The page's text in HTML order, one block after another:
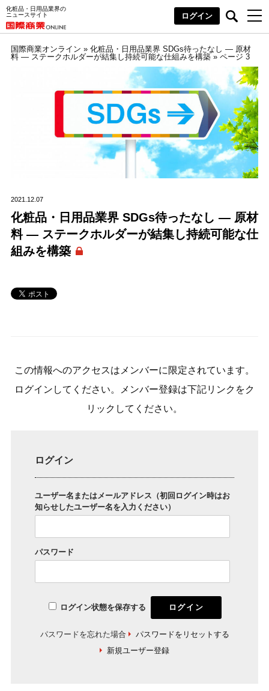
化粧品・日用品業界の
ニュースサイト
ログイン
国際商業オンライン » 化粧品・日用品業界 SDGs待ったなし ― 原材
料 ― ステークホルダーが結集し持続可能な仕組みを構築» ページ 3
2021.12.07
化粧品・日用品業界 SDGs待ったなし ― 原材
料 ― ステークホルダーが結集し持続可能な仕
組みを構築
この情報へのアクセスはメンバーに限定されています。
ログインしてください。メンバー登録は下記リンクをク
リックしてください。
ログイン
ユーザー名またはメールアドレス（初回ログイン時はお
知らせしたユーザー名を入力ください）
パスワード
ログイン状態を保存する
パスワードを忘れた場合
パスワードをリセットする
新規ユーザー登録